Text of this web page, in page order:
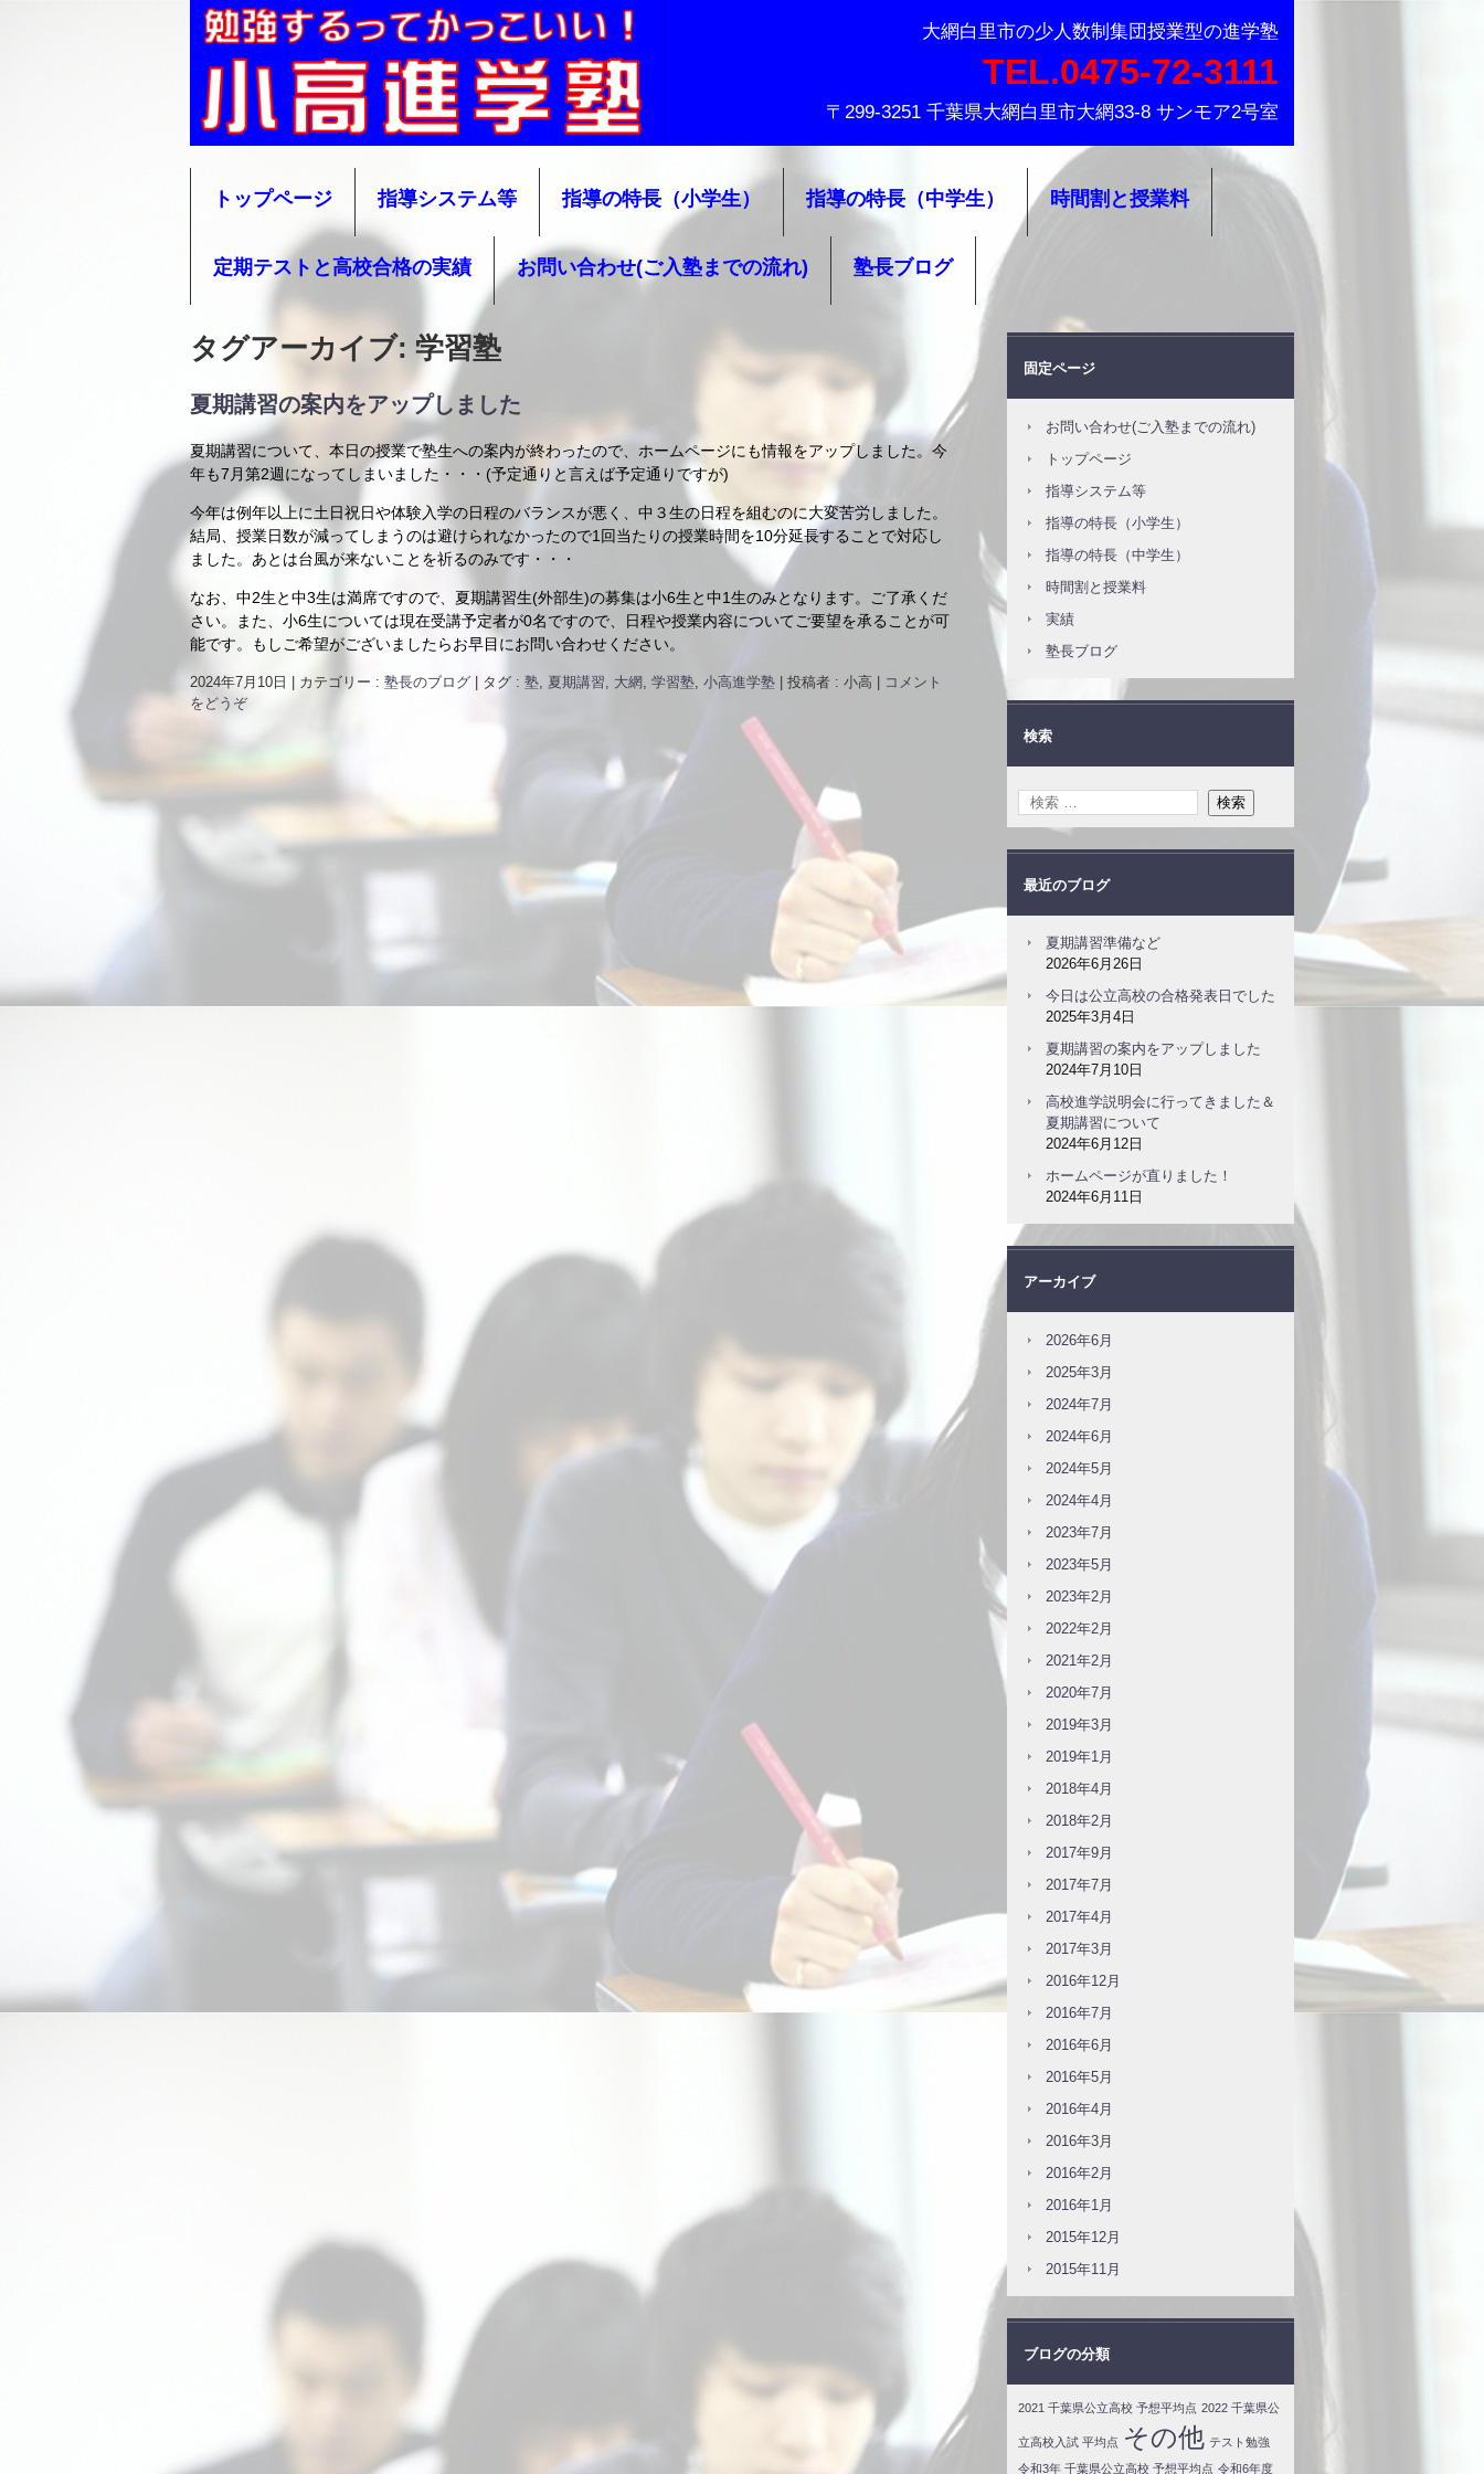
小高進学塾
大網白里市の小中学生を対象とした少人数集団授業型の進学塾
大網白里市の少人数制集団授業型の進学塾
TEL.0475-72-3111
〒299-3251 千葉県大網白里市大網33-8 サンモア2号室
トップページ 指導システム等 指導の特長（小学生） 指導の特長（中学生） 時間割と授業料
定期テストと高校合格の実績 お問い合わせ(ご入塾までの流れ) 塾長ブログ
タグアーカイブ: 学習塾
夏期講習の案内をアップしました
夏期講習について、本日の授業で塾生への案内が終わったので、ホームページにも情報をアップしました。今
年も7月第2週になってしまいました・・・(予定通りと言えば予定通りですが)
今年は例年以上に土日祝日や体験入学の日程のバランスが悪く、中３生の日程を組むのに大変苦労しました。
結局、授業日数が減ってしまうのは避けられなかったので1回当たりの授業時間を10分延長することで対応し
ました。あとは台風が来ないことを祈るのみです・・・
なお、中2生と中3生は満席ですので、夏期講習生(外部生)の募集は小6生と中1生のみとなります。ご了承くだ
さい。また、小6生については現在受講予定者が0名ですので、日程や授業内容についてご要望を承ることが可
能です。もしご希望がございましたらお早目にお問い合わせください。
2024年7月10日 | カテゴリー : 塾長のブログ | タグ : 塾 夏期講習 大網 学習塾 小高進学塾 | 投稿者 : 小高 | コメント
をどうぞ
固定ページ
お問い合わせ(ご入塾までの流れ)
トップページ
指導システム等
指導の特長（小学生）
指導の特長（中学生）
時間割と授業料
実績
塾長ブログ
検索
最近のブログ
夏期講習準備など
2026年6月26日
今日は公立高校の合格発表日でした
2025年3月4日
夏期講習の案内をアップしました
2024年7月10日
高校進学説明会に行ってきました＆
夏期講習について
2024年6月12日
ホームページが直りました！
2024年6月11日
アーカイブ
2026年6月
2025年3月
2024年7月
2024年6月
2024年5月
2024年4月
2023年7月
2023年5月
2023年2月
2022年2月
2021年2月
2020年7月
2019年3月
2019年1月
2018年4月
2018年2月
2017年9月
2017年7月
2017年4月
2017年3月
2016年12月
2016年7月
2016年6月
2016年5月
2016年4月
2016年3月
2016年2月
2016年1月
2015年12月
2015年11月
ブログの分類
2021 千葉県公立高校 予想平均点 2022 千葉県公
立高校入試 平均点 その他 テスト勉強
令和3年 千葉県公立高校 予想平均点 令和6年度